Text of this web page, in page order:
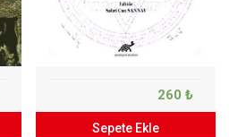
260 ₺
Sepete Ekle